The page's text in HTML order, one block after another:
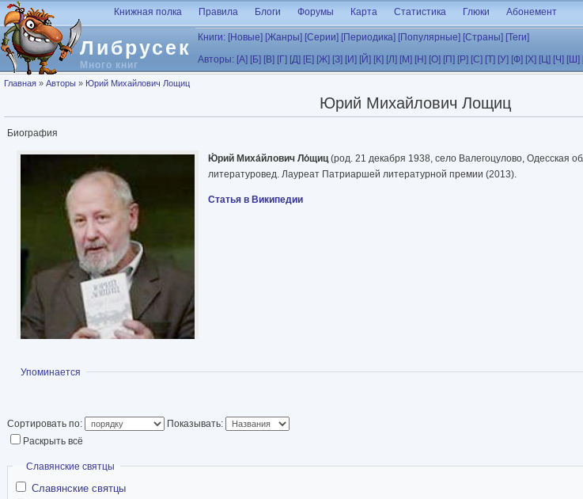
Перейти к основному содержанию
Либрусек
Много книг
Книжная полка Правила Блоги Форумы Карта Статистика Глюки Абонемент
Книги: [Новые] [Жанры] [Серии] [Периодика] [Популярные] [Страны] [Теги]
Авторы: [А] [Б] [В] [Г] [Д] [Е] [Ж] [З] [И] [Й] [К] [Л] [М] [Н] [О] [П] [Р] [С] [Т] [У] [Ф] [Х] [Ц] [Ч] [Ш]
Вы здесь
Главная » Авторы » Юрий Михайлович Лощиц
Юрий Михайлович Лощиц
Биография
Ю́рий Миха́йлович Ло́щиц(род. 21 декабря 1938, село Валегоцулово, Одесская
литературовед. Лауреат Патриаршей литературной премии (2013).
Статья в Википедии
Показать
Упоминается
Сортировать по:
Показывать:
Раскрыть всё
Скрыть
Славянские святцы
Славянские святцы